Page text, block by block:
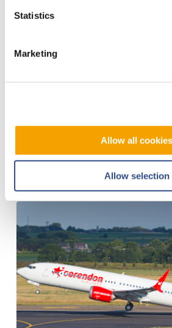
Statistics
Marketing
Allow all cookies
Allow selection
om omstreeks 23:09 uur te
veroorzaakt door een
mankement.Dit
vertrekken.